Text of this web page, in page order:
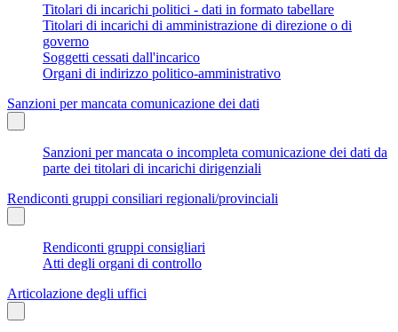
Titolari di incarichi politici - dati in formato tabellare
Titolari di incarichi di amministrazione di direzione o di
governo
Soggetti cessati dall'incarico
Organi di indirizzo politico-amministrativo
Sanzioni per mancata comunicazione dei dati
Sanzioni per mancata o incompleta comunicazione dei dati da
parte dei titolari di incarichi dirigenziali
Rendiconti gruppi consiliari regionali/provinciali
Rendiconti gruppi consigliari
Atti degli organi di controllo
Articolazione degli uffici